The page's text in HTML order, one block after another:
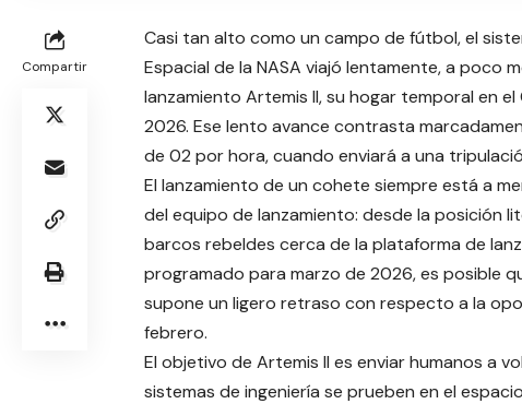
Compartir
Casi tan alto como un campo de fútbol, ​​el
Espacial de la NASA viajó lentamente, a poco
lanzamiento Artemis II, su hogar temporal en
2026. Ese lento avance contrasta
de 02 por hora, cuando enviará a una
El lanzamiento de un cohete siempre está a
del equipo de lanzamiento: desde la posición
barcos rebeldes cerca de la plataforma de
programado para marzo de 2026, es posible
supone un ligero retraso con respecto a la
febrero.
El objetivo de Artemis II es enviar humanos a
sistemas de ingeniería se prueben en el